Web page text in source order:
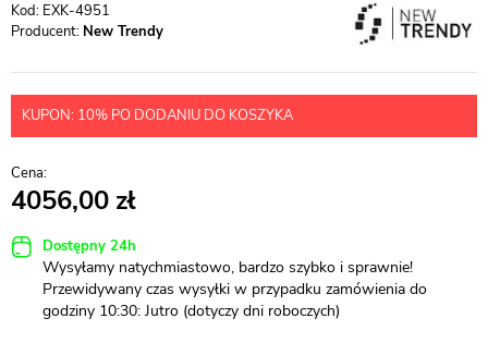
EXK-4951
Producent: New Trendy
KUPON: 10% PO DODANIU DO KOSZYKA
4056,00
Dostępny 24h
Wysyłamy natychmiastowo, bardzo szybko i sprawnie!
Przewidywany czas wysyłki w przypadku zamówienia do
godziny 10:30: Jutro (dotyczy dni roboczych)